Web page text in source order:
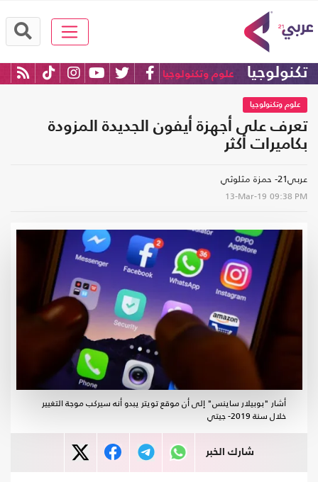
تكنولوجيا علوم وتكنولوجيا
علوم وتكنولوجيا
تعرف على أجهزة أيفون الجديدة المزودة
بكاميرات أكثر
عربي21- حمزة مثلوثي
13-Mar-19 09:38 PM
أشار "بوبيلار ساينس" إلى أن موقع تويتر يبدو أنه سيركب موجة التغيير
خلال سنة 2019- جيتي
شارك الخبر